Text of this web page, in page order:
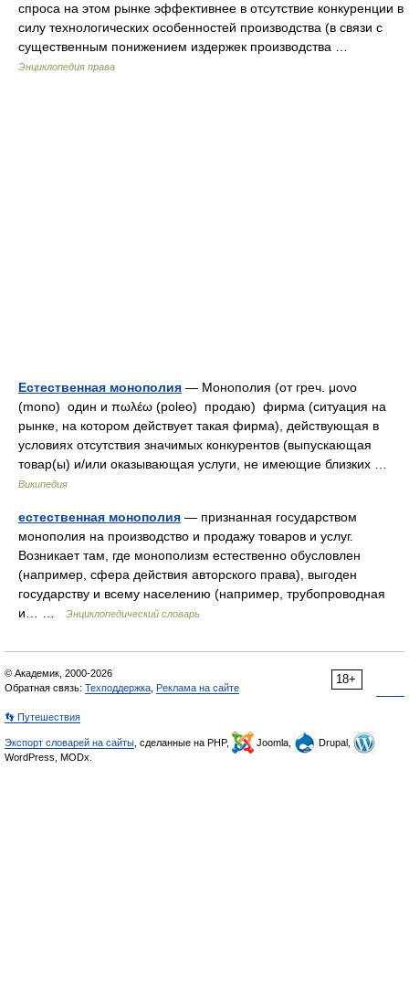
спроса на этом рынке эффективнее в отсутствие конкуренции в
силу технологических особенностей производства (в связи с
существенным понижением издержек производства …
Энциклопедия права
Естественная монополия — Монополия (от греч. μονο
(mono) один и πωλέω (poleo) продаю) фирма (ситуация на
рынке, на котором действует такая фирма), действующая в
условиях отсутствия значимых конкурентов (выпускающая
товар(ы) и/или оказывающая услуги, не имеющие близких …
Википедия
естественная монополия — признанная государством
монополия на производство и продажу товаров и услуг.
Возникает там, где монополизм естественно обусловлен
(например, сфера действия авторского права), выгоден
государству и всему населению (например, трубопроводная
и… …
Энциклопедический словарь
18+
© Академик, 2000-2026
Обратная связь: Техподдержка Реклама на сайте
👣 Путешествия
Экспорт словарей на сайты , сделанные на PHP, Joomla,
Drupal,
WordPress, MODx.